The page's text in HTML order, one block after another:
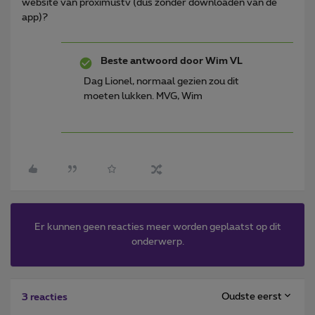
website van proximustv (dus zonder downloaden van de
app)?
Beste antwoord door Wim VL
Dag Lionel, normaal gezien zou dit
moeten lukken. MVG, Wim
Er kunnen geen reacties meer worden geplaatst op dit
onderwerp.
3 reacties Oudste eerst